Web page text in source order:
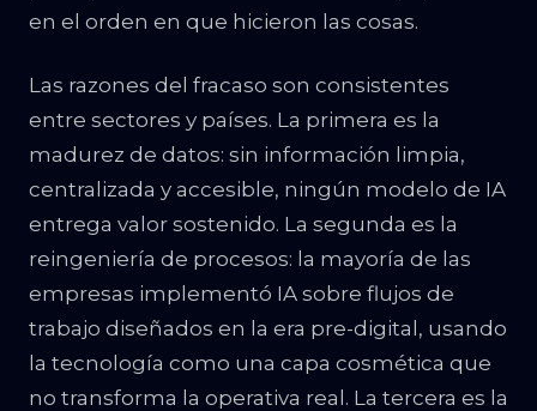
en el orden en que hicieron las cosas.
Las razones del fracaso son consistentes
entre sectores y países. La primera es la
madurez de datos: sin información limpia,
centralizada y accesible, ningún modelo de IA
entrega valor sostenido. La segunda es la
reingeniería de procesos: la mayoría de las
empresas implementó IA sobre flujos de
trabajo diseñados en la era pre-digital, usando
la tecnología como una capa cosmética que
no transforma la operativa real. La tercera es la